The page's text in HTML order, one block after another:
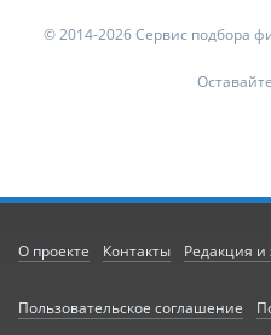
© 2014-2026 Сервис подбора
О проекте Контакты Редакция и
Пользовательское соглашение